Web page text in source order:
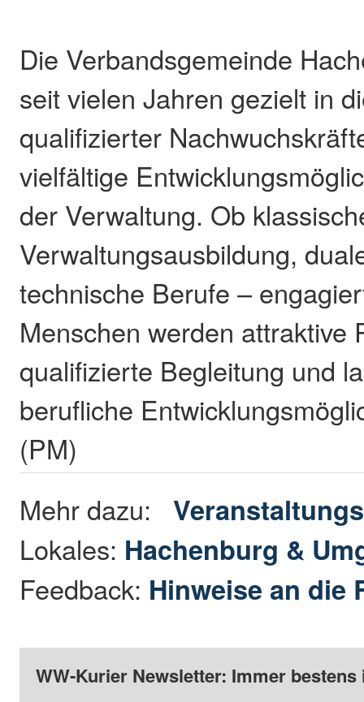
Die Verbandsgemeinde
seit vielen Jahren gezielt in
qualifizierter
vielfältige
der Verwaltung. Ob
Verwaltungsausbildung,
technische Berufe –
Menschen werden attraktive
qualifizierte Begleitung und
berufliche
(PM)
Mehr dazu:
Lokales: Hachenburg &
Feedback: Hinweise an die
WW-Kurier Newsletter: Immer